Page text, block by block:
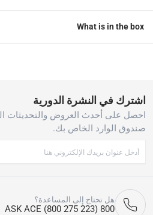
What is in the box
اشترك في النشرة الدورية
احصل على أحدث العروض والتحديثات
صندوق الوارد الخاص بك.
هل تحتاج إلى المساعدة؟
800 ASK ACE (800 275 223)